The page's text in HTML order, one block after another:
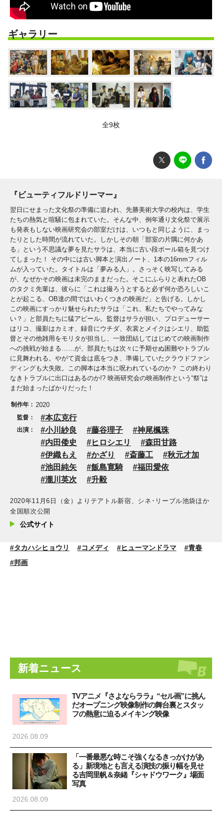
ギャラリー
全9枚
『ビューティフルドリーマー』
翌日にせまった文化祭の準備に追われ、先勝美術大学の校内は、学生
たちの熱気と喧騒に包まれていた。そんな中、例年通り文化祭で展示
も発表もしない映画研究会の部室だけは、いつもと同じように、まっ
たりとした時間が流れていた。しかしその朝「部室の片隅に何かあ
る」という不思議な夢を見たサラは、本当に古い段ボール箱を見つけ
てしまった！ その中には古い脚本と演出ノート、1本の16mmフィル
ムが入っていた。タイトルは「夢みる人」。さっそく映写してみる
が、なぜかその映画は未完のままだった。そこにふらりと表れたOB
のタクミ先輩は、彼らに「これは撮ろうとすると必ず何か恐ろしいこ
とが起こる、OB達の間ではいわくつきの映画だ」と告げる。しかし
この映画にすっかり魅せられたサラは「これ、私たちでやってみな
い？」と部員たちに猛アピール。監督はサラが担い、プロデューサー
はリコ、撮影はカミオ、録音にウチダ、衣裳とメイクはシエリ、助監
督とその他雑用をモリタが担当し、一致団結してはじめての映画制作
への挑戦が始まる……が、部員たちは次々に予期せぬ困難やトラブル
に見舞われる。やがて資金は底をつき、準備していたクラウドファン
ディングも大失敗。この脚本は本当に呪われているのか？ この終わり
なきトラブルに出口はあるのか!? 映画研究会の映画制作という“祭”は
まだ始まったばかりだった！
制作年： 2020
監督： 本広克行
出演： 小川紗良 藤谷理子
神尾楓珠
内田倭史
ヒロシエリ
森田甘路
伊織もえ
かざり 斎藤工
秋元才加
池田純矢
飯島寛騎
福田愛依
瀧川英次
升毅
2020年11月6日（金）よりテアトル新宿、シネ･リーブル池袋ほか
全国順次公開
公式サイト
#タカハシヒョウリ #コメディ #ヒューマンドラマ
#青春
#邦画
新着ニュース
TVアニメ『さよならララ』“セル画”に挑ん
だオープニング映像制作の舞台裏とスタッ
フの熱意に迫るメイキング映像
2026.08.09
「一番最悪な時こそ強くなるきっかけがあ
る」新境地とも言える演技の振り幅を見せ
る吉岡里帆＆奈緒『シャドウワーク』場面
写真
2026.08.09